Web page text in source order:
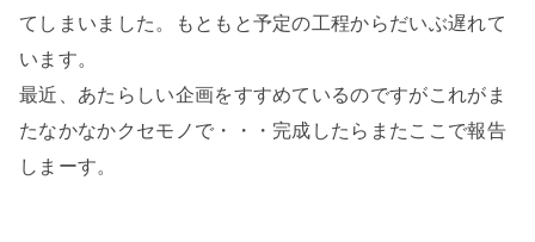
てしまいました。もともと予定の工程からだいぶ遅れて
います。
最近、あたらしい企画をすすめているのですがこれがま
たなかなかクセモノで・・・完成したらまたここで報告
しまーす。